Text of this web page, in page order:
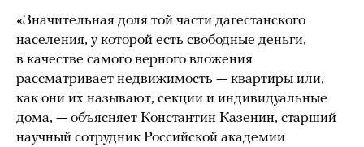
«Значительная доля той части дагестанского
населения, у которой есть свободные деньги,
в качестве самого верного вложения
рассматривает недвижимость — квартиры или,
как они их называют, секции и индивидуальные
дома, — объясняет Константин Казенин, старший
научный сотрудник Российской академии